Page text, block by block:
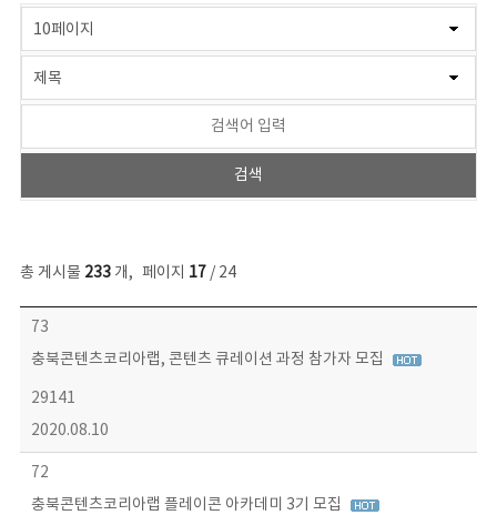
총 게시물 233개, 페이지 17 / 24
보도자료 목록 - 번호, 제목, 작성자, 파일, 조회수, 작성일 정보 제공
73
충북콘텐츠코리아랩, 콘텐츠 큐레이션 과정 참가자 모집
29141
2020.08.10
72
충북콘텐츠코리아랩 플레이콘 아카데미 3기 모집